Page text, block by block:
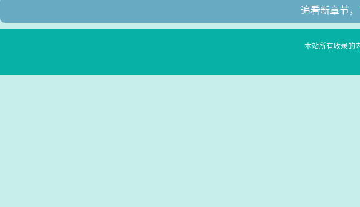
追看新章节
本站所有收录的